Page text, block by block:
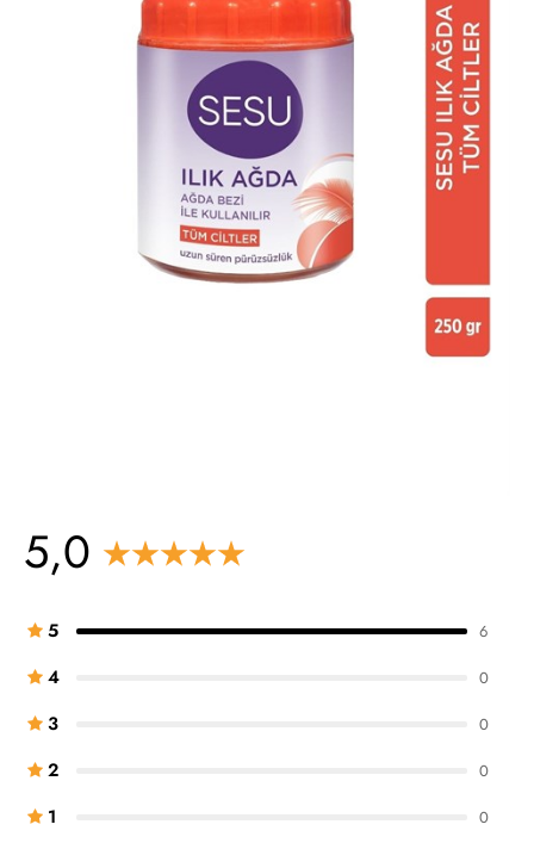
5,0
1 0
2 0
3 0
4 0
5 6